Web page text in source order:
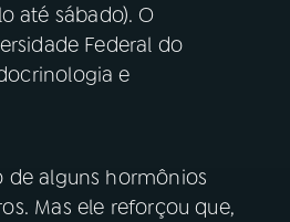
até sábado). O
Federal do
e
de alguns hormônios
Mas ele reforçou que,